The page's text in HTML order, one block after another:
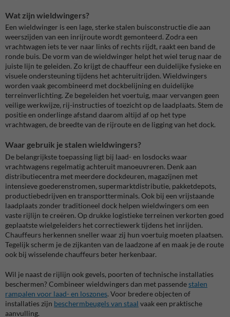
Wat zijn wieldwingers?
Een wieldwinger is een lage, sterke stalen buisconstructie die aan
weerszijden van een inrijroute wordt gemonteerd. Zodra een
vrachtwagen iets te ver naar links of rechts rijdt, raakt een band de
ronde buis. De vorm van de wieldwinger helpt het wiel terug naar de
juiste lijn te geleiden. Zo krijgt de chauffeur een duidelijke fysieke en
visuele ondersteuning tijdens het achteruitrijden. Wieldwingers
worden vaak gecombineerd met dockbelijning en duidelijke
terreinverlichting. Ze begeleiden het voertuig, maar vervangen geen
veilige werkwijze, rij-instructies of toezicht op de laadplaats. Stem de
positie en onderlinge afstand daarom altijd af op het type
vrachtwagen, de breedte van de rijroute en de ligging van het dock.
Waar gebruik je stalen wieldwingers?
De belangrijkste toepassing ligt bij laad- en losdocks waar
vrachtwagens regelmatig achteruit manoeuvreren. Denk aan
distributiecentra met meerdere dockdeuren, magazijnen met
intensieve goederenstromen, supermarktdistributie, pakketdepots,
productiebedrijven en transportterminals. Ook bij een vrijstaande
laadplaats zonder traditioneel dock helpen wieldwingers om een
vaste rijlijn te creëren. Op drukke logistieke terreinen verkorten goed
geplaatste wielgeleiders het correctiewerk tijdens het inrijden.
Chauffeurs herkennen sneller waar zij hun voertuig moeten plaatsen.
Tegelijk scherm je de zijkanten van de laadzone af en maak je de route
ook bij wisselende chauffeurs beter herkenbaar.
Wil je naast de rijlijn ook gevels, poorten of technische installaties
beschermen? Combineer wieldwingers dan met passendestalen
rampalen voor laad- en loszones. Voor bredere objecten of
installaties zijn beschermbeugels van staal vaak een praktische
aanvulling.